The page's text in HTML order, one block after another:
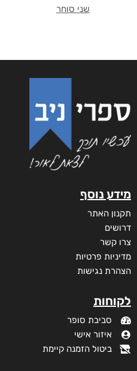
שני סוחר
מידע נוסף
תקנון האתר
דרושים
צרו קשר
מדיניות פרטיות
הצהרת נגישות
לקוחות
סביבת סופר
איזור אישי
ביטול הזמנה קיימת